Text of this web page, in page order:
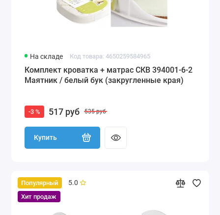
На складе Код товара: 4650259584965
Комплект кроватка + матрас СКВ 394001-6-2
Маятник / белый бук (закругленные края)
-3 % 517 руб 535 руб
Купить
Популярный
Хит продаж
5.0